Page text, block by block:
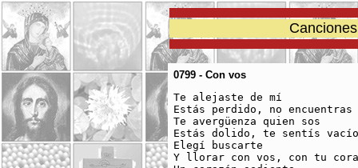
0799 - Con vos
Te alejaste de mí
Estás perdido, no encuentras
Te avergüenza quien sos
Estás dolido, te sentís vacío
Elegí buscarte
Y llorar con vos, con tu